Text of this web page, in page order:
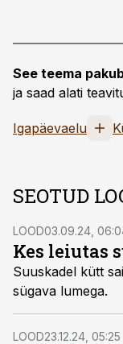
See teema
ja saad alati
Igapäevaelu
SEOTUD
LOOD03.09.24,
Kes leiutas
Suuskadel kütt
sügava lumega.
LOOD23.12.24, 05:25